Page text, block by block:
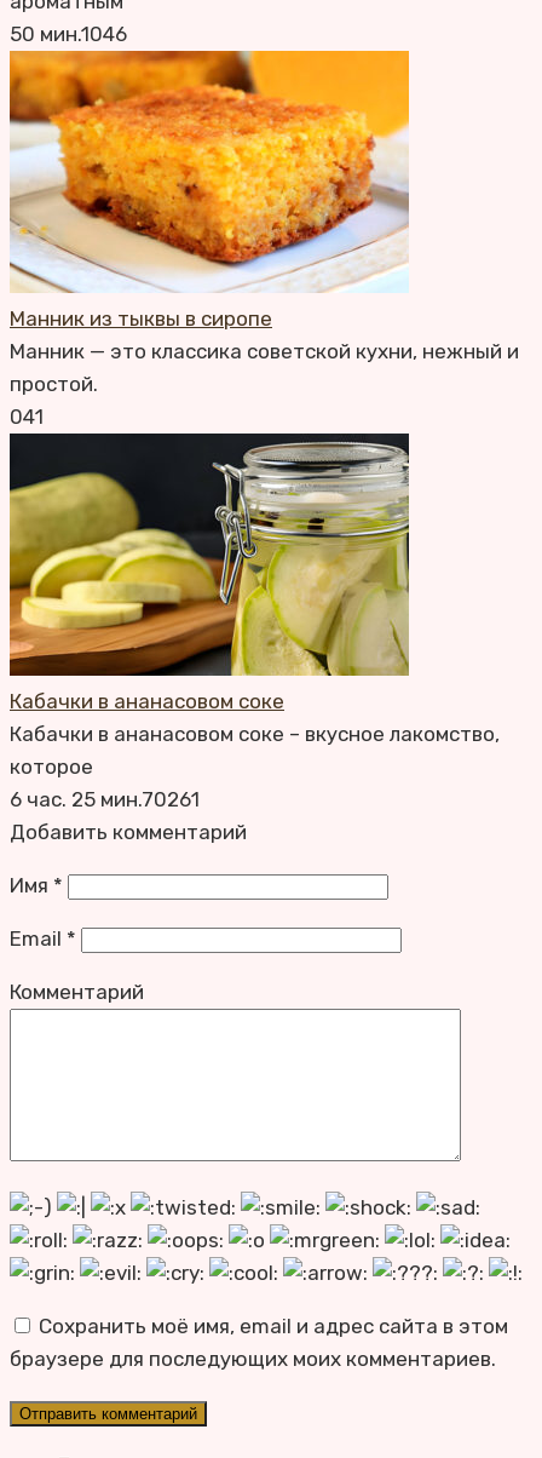
50 мин.1046
Манник из тыквы в сиропе
Манник — это классика советской кухни, нежный и
простой.
041
Кабачки в ананасовом соке
Кабачки в ананасовом соке – вкусное лакомство,
которое
6 час. 25 мин.70261
Добавить комментарий
Имя *
Email *
Комментарий
Сохранить моё имя, email и адрес сайта в этом
браузере для последующих моих комментариев.